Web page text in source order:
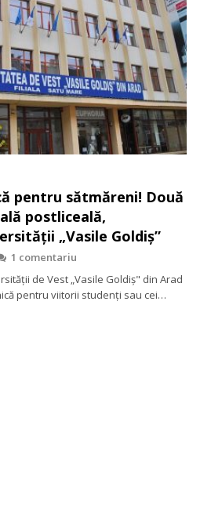
pentru sătmăreni! Două
postliceală,
„Vasile Goldiș”
1 comentariu
de Vest „Vasile Goldiș" din Arad
pentru viitorii studenți sau cei…